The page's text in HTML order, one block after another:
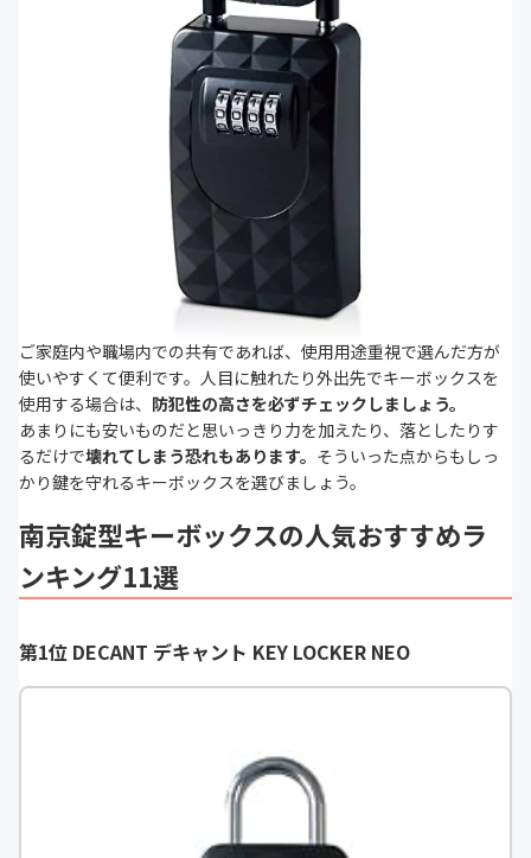
ご家庭内や職場内での共有であれば、使用用途重視で選んだ方が
使いやすくて便利です。人目に触れたり外出先でキーボックスを
使用する場合は、 防犯性の高さを必ずチェックしましょう。
あまりにも安いものだと思いっきり力を加えたり、落としたりす
るだけで壊れてしまう恐れもあります。 そういった点からもしっ
かり鍵を守れるキーボックスを選びましょう。
南京錠型キーボックスの人気おすすめラ
ンキング11選
第1位 DECANT デキャント KEY LOCKER NEO